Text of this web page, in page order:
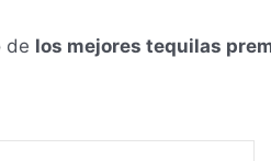
de los mejores tequilas